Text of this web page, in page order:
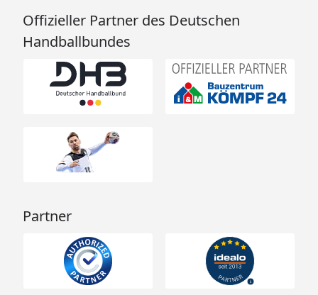
Offizieller Partner des Deutschen
Handballbundes
Partner